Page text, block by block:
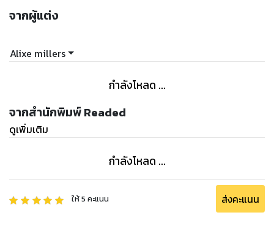
จากผู้แต่ง
Alixe millers
กำลังโหลด ...
จากสำนักพิมพ์ Readed
ดูเพิ่มเติม
กำลังโหลด ...
ให้5 คะแนน ส่งคะแนน